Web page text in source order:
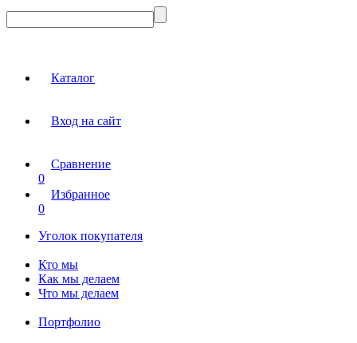
Каталог
Вход на сайт
Сравнение
0
Избранное
0
Уголок покупателя
Кто мы
Как мы делаем
Что мы делаем
Портфолио